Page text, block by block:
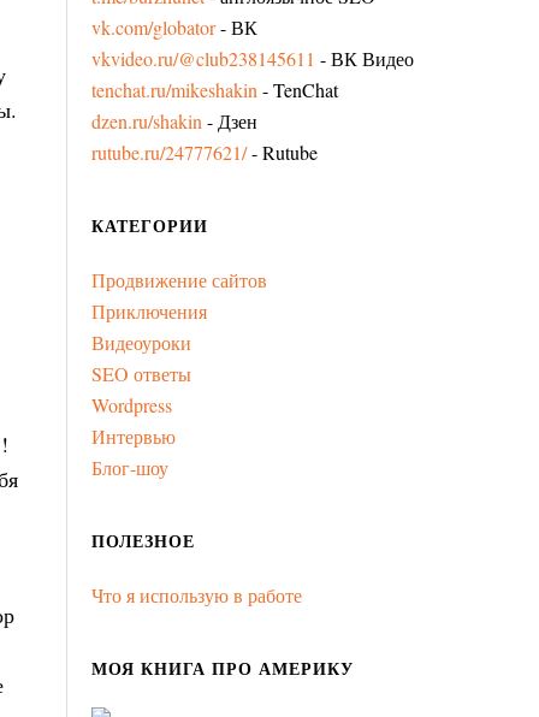
vk.com/globator- ВК
vkvideo.ru/@club238145611 - ВК Видео
tenchat.ru/mikeshakin - TenChat
dzen.ru/shakin - Дзен
rutube.ru/24777621/- Rutube
КАТЕГОРИИ
Продвижение сайтов
Приключения
Видеоуроки
SEO ответы
Wordpress
Интервью
Блог-шоу
ПОЛЕЗНОЕ
Что я использую в работе
МОЯ КНИГА ПРО АМЕРИКУ